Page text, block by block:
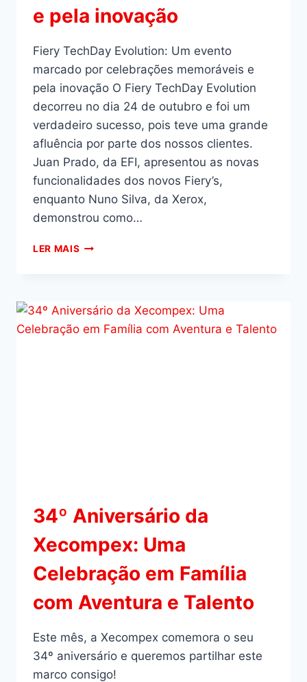
e pela inovação
Fiery TechDay Evolution: Um evento
marcado por celebrações memoráveis e
pela inovação O Fiery TechDay Evolution
decorreu no dia 24 de outubro e foi um
verdadeiro sucesso, pois teve uma grande
afluência por parte dos nossos clientes.
Juan Prado, da EFI, apresentou as novas
funcionalidades dos novos Fiery’s,
enquanto Nuno Silva, da Xerox,
demonstrou como…
LER MAIS
34º Aniversário da
Xecompex: Uma
Celebração em Família
com Aventura e Talento
Este mês, a Xecompex comemora o seu
34º aniversário e queremos partilhar este
marco consigo!